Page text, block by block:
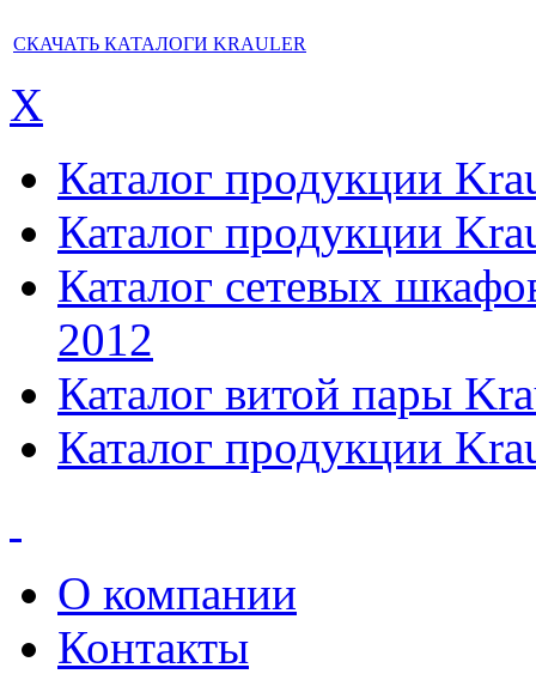
СКАЧАТЬ КАТАЛОГИ KRAULER
X
Каталог продукции
Каталог продукции
Каталог сетевых
2012
Каталог витой пары
Каталог продукции
О компании
Контакты